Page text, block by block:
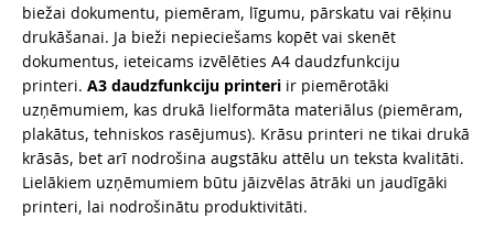
biežai dokumentu, piemēram, līgumu, pārskatu vai rēķinu
drukāšanai. Ja bieži nepieciešams kopēt vai skenēt
dokumentus, ieteicams izvēlēties A4 daudzfunkciju
printeri. A3 daudzfunkciju printeri ir piemērotāki
uzņēmumiem, kas drukā lielformāta materiālus (piemēram,
plakātus, tehniskos rasējumus). Krāsu printeri ne tikai drukā
krāsās, bet arī nodrošina augstāku attēlu un teksta kvalitāti.
Lielākiem uzņēmumiem būtu jāizvēlas ātrāki un jaudīgāki
printeri, lai nodrošinātu produktivitāti.